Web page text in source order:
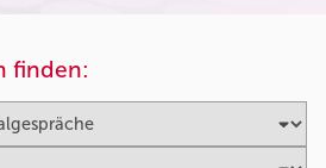
finden: